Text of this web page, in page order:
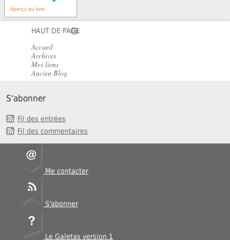
Aperçu du livre
HAUT DE PAGE
Accueil
Archives
Mes liens
Ancien Blog
S'abonner
Fil des entrées
Fil des commentaires
Me contacter
S'abonner
Le Galetas version 1